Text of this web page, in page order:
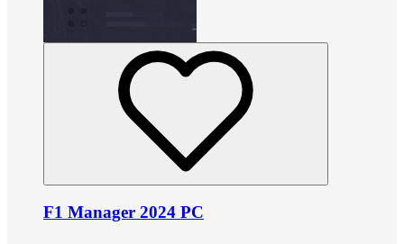
F1 Manager 2024 PC